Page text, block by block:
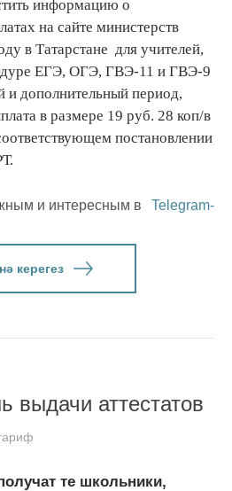
информацию о
на сайте министерств
в Татарстане для учителей,
ЕГЭ, ОГЭ, ГВЭ-11 и ГВЭ-9
и дополнительный период,
в размере 19 руб. 28 коп/в
постановлении
и интересным в
Telegram-
керегез
выдачи аттестатов
те школьники,